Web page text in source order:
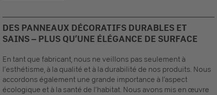
DES PANNEAUX DÉCORATIFS DURABLES ET
SAINS – PLUS QU’UNE ÉLÉGANCE DE SURFACE
En tant que fabricant, nous ne veillons pas seulement à
l’esthétisme, à la qualité et à la durabilité de nos produits. Nous
accordons également une grande importance à l’aspect
écologique et à la santé de l’habitat. Nous avons mis en œuvre